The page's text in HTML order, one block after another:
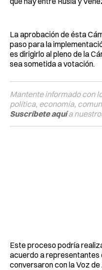
La aprobación de ésta
paso para la
es dirigirlo al pleno de la
sea sometida a votación.
Mantente informado con
política, economía,
Suscríbete aquía
Este proceso podría
acuerdo a representantes
conversaron con la Voz de